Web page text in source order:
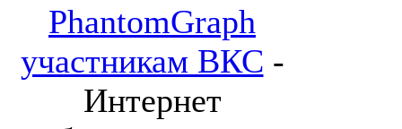
PhantomGraph
участникам ВКС -
Интернет